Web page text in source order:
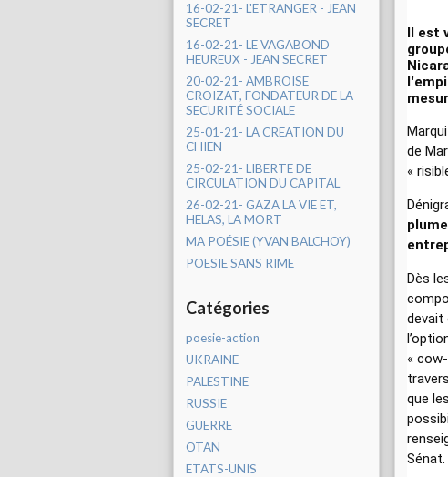
16-02-21- L'ETRANGER - JEAN
SECRET
16-02-21- LE VAGABOND
HEUREUX - JEAN SECRET
20-02-21- AMBROISE
CROIZAT, FONDATEUR DE LA
SECURITÉ SOCIALE
25-01-21- LA CREATION DU
CHIEN
25-02-21- LIBERTE DE
CIRCULATION DU CAPITAL
26-02-21- GAZA LA VIE ET,
HELAS, LA MORT
MA POÉSIE (YVAN BALCHOY)
POESIE SANS RIME
Catégories
poesie-action
UKRAINE
PALESTINE
RUSSIE
GUERRE
OTAN
ETATS-UNIS
Il est
de
«
Dès
devait
«
que
Sénat.